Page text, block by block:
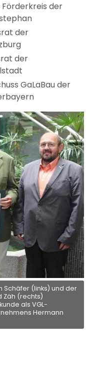
der
der
der
GaLaBau der
Schäfer (links) und der
Zäh (rechts)
als VGL-
Hermann